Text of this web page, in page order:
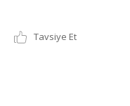
Tavsiye Et